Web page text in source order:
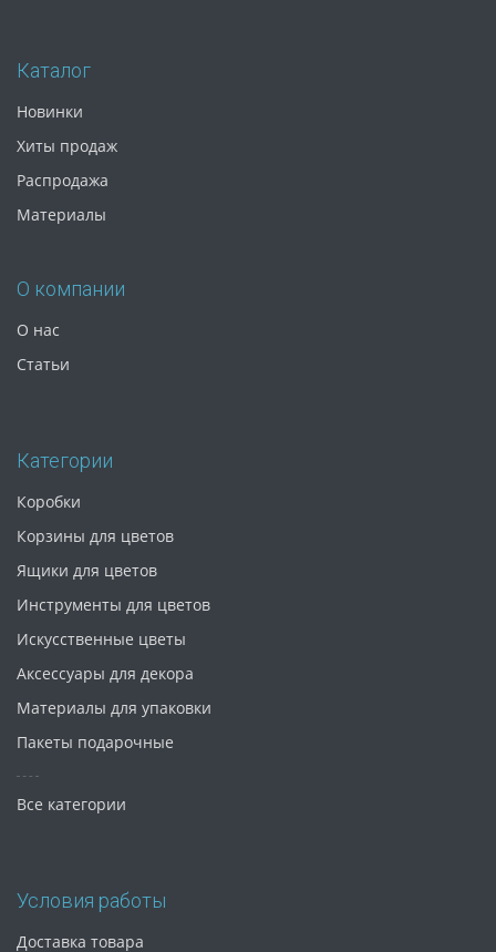
Каталог
Новинки
Хиты продаж
Распродажа
Материалы
О компании
О нас
Статьи
Категории
Коробки
Корзины для цветов
Ящики для цветов
Инструменты для цветов
Искусственные цветы
Аксессуары для декора
Материалы для упаковки
Пакеты подарочные
Все категории
Условия работы
Доставка товара